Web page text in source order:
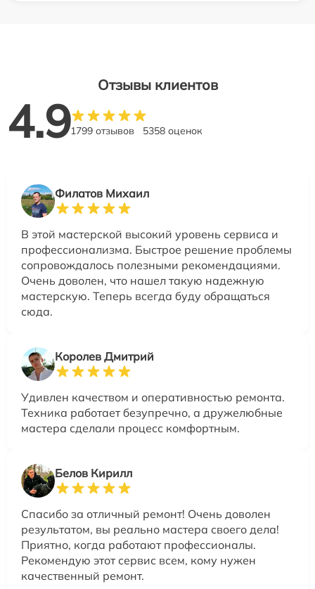
Отзывы клиентов
4.91799 отзывов 5358 оценок
Филатов Михаил
В этой мастерской высокий уровень сервиса и
профессионализма. Быстрое решение проблемы
сопровождалось полезными рекомендациями.
Очень доволен, что нашел такую надежную
мастерскую. Теперь всегда буду обращаться
сюда.
Королев Дмитрий
Удивлен качеством и оперативностью ремонта.
Техника работает безупречно, а дружелюбные
мастера сделали процесс комфортным.
Белов Кирилл
Спасибо за отличный ремонт! Очень доволен
результатом, вы реально мастера своего дела!
Приятно, когда работают профессионалы.
Рекомендую этот сервис всем, кому нужен
качественный ремонт.